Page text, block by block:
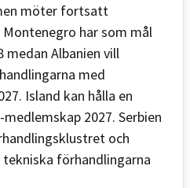
möter fortsatt
har som mål
Albanien vill
med
Island kan hålla en
2027. Serbien
och
förhandlingarna